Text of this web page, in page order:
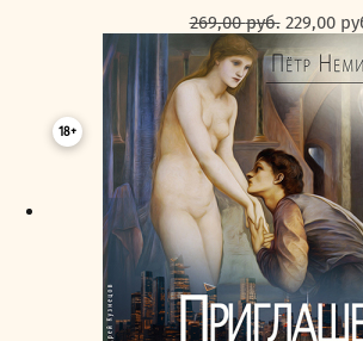
269,00руб.
цена
269,00
229,00
18+